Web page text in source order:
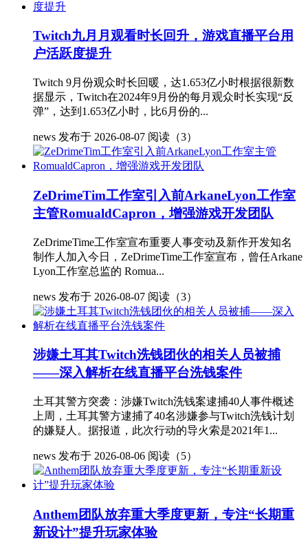
Twitch九月月观看时长回升，游戏直播平台用
户活跃度提升
Twitch 9月份观众时长回暖，达1.653亿小时根据很新数
据显示，Twitch在2024年9月份的每月观众时长实现“反
弹”，达到1.653亿小时，比6月份的...
news 发布于 2026-08-07 阅读（3）
ZeDrimeTim工作室引入前ArkaneLyon工作室
主管RomualdCapron，增强游戏开发团队
ZeDrimeTime工作室宣布重要人事变动及新作开发知名
制作人加入今日，ZeDrimeTime工作室宣布，曾任Arkane
Lyon工作室总监的 Romua...
news 发布于 2026-08-07 阅读（3）
涉嫌土耳其Twitch洗钱团伙的相关人员被捕
——深入解析在线直播平台洗钱案件
土耳其警方突袭：涉嫌Twitch洗钱案逮捕40人事件概述
上周，土耳其警方逮捕了40名涉嫌参与Twitch洗钱计划
的嫌疑人。据报道，此次行动的导火索是2021年1...
news 发布于 2026-08-06 阅读（5）
Anthem团队放弃重大季度更新，专注“长期重
新设计”提升玩家体验